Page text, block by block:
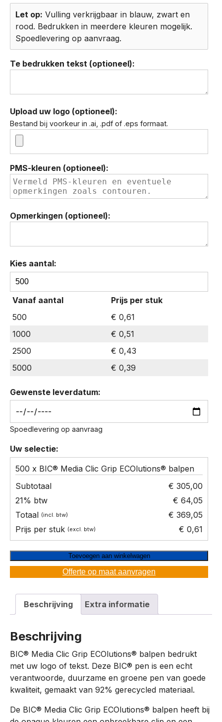
Let op: Vulling verkrijgbaar in blauw, zwart en
rood. Bedrukken in meerdere kleuren mogelijk.
Spoedlevering op aanvraag.
Te bedrukken tekst (optioneel):
Upload uw logo (optioneel):
Bestand bij voorkeur in .ai, .pdf of .eps formaat.
PMS-kleuren (optioneel):
Opmerkingen (optioneel):
Kies aantal:
BIC®
Media
Clic
Grip
balpen
hoeveelheid
Vanaf aantal
Prijs per stuk
500
€ 0,61
1000
€ 0,51
2500
€ 0,43
5000
€ 0,39
Gewenste leverdatum:
Spoedlevering op aanvraag
Uw selectie:
500 x BIC® Media Clic Grip ECOlutions® balpen
€ 305,00
€ 64,05
€ 369,05
€ 0,61
Toevoegen aan winkelwagen
Offerte op maat aanvragen
Beschrijving Extra informatie
Beschrijving
BIC® Media Clic Grip ECOlutions® balpen bedrukt
met uw logo of tekst. Deze BIC® pen is een echt
verantwoorde, duurzame en groene pen van goede
kwaliteit, gemaakt van 92% gerecycled materiaal.
De BIC® Media Clic Grip ECOlutions® balpen heeft bij